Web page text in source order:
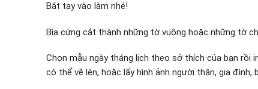
Bắt tay vào làm nhé!
Bìa cứng cắt thành những tờ vuông hoặc những tờ
Chọn mẫu ngày tháng lịch theo sở thích của bạn
có thể vẽ lên, hoặc lấy hình ảnh người thân, gia